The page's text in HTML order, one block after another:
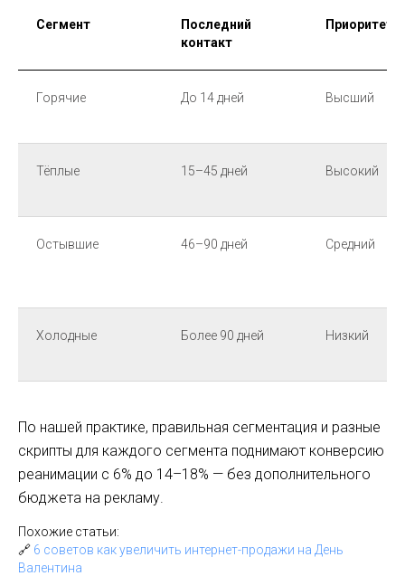
Сегмент
Последний
контакт
Приоритет
Горячие До 14 дней Высший
Тёплые 15–45 дней Высокий
Остывшие 46–90 дней Средний
Холодные Более 90 дней Низкий
По нашей практике, правильная сегментация и разные
скрипты для каждого сегмента поднимают конверсию
реанимации с 6% до 14–18% — без дополнительного
бюджета на рекламу.
Похожие статьи:
🔗 6 советов как увеличить интернет-продажи на День
Валентина